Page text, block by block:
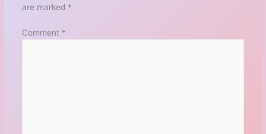
are marked *
Comment *